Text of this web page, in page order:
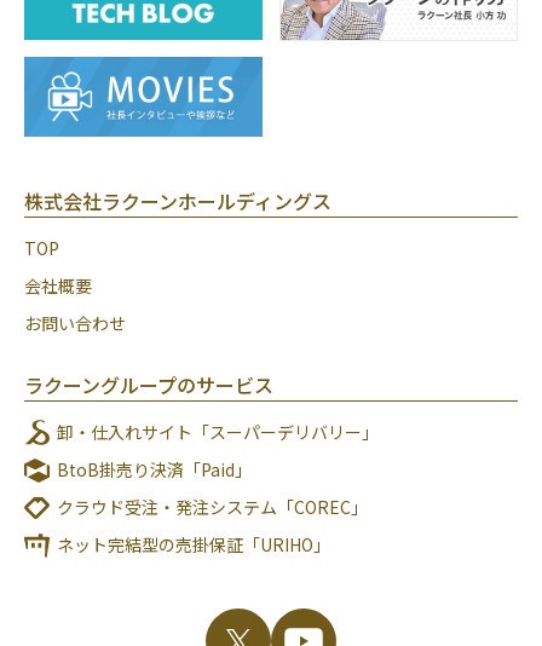
株式会社ラクーンホールディングス
TOP
会社概要
お問い合わせ
ラクーングループのサービス
卸・仕入れサイト「スーパーデリバリー」
BtoB掛売り決済「Paid」
クラウド受注・発注システム「COREC」
ネット完結型の売掛保証「URIHO」